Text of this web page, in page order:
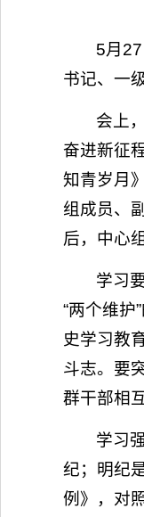
5月
书记、一
会上
奋进新征
知青岁月
组成员、
后，中心
学习
“两个维
史学习教
斗志。要
群干部相
学习
纪；明纪
例》，对